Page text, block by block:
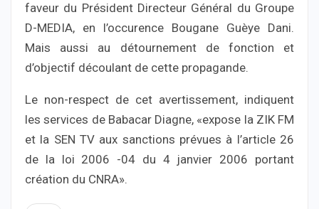
faveur du Président Directeur Général du Groupe
D-MEDIA, en l’occurence Bougane Guèye Dani.
Mais aussi au détournement de fonction et
d’objectif découlant de cette propagande.
Le non-respect de cet avertissement, indiquent
les services de Babacar Diagne, «expose la ZIK FM
et la SEN TV aux sanctions prévues à l’article 26
de la loi 2006 -04 du 4 janvier 2006 portant
création du CNRA».